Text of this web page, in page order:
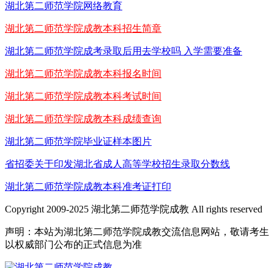
湖北第二师范学院网络教育
湖北第二师范学院成教本科招生简章
湖北第二师范学院成考录取后用去学校吗 入学需要准备
湖北第二师范学院成教本科报名时间
湖北第二师范学院成教本科考试时间
湖北第二师范学院成教本科成绩查询
湖北第二师范学院毕业证样本图片
省招委关于印发湖北省成人高等学校招生录取分数线
湖北第二师范学院成教本科准考证打印
Copyright 2009-2025 湖北第二师范学院成教 All rights reserved
声明：本站为湖北第二师范学院成教交流信息网站，敬请考生
以权威部门公布的正式信息为准